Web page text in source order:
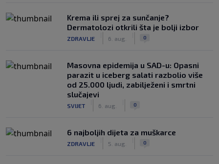
Krema ili sprej za sunčanje?
Dermatolozi otkrili šta je bolji izbor
ZDRAVLJE 6. aug. 0
Masovna epidemija u SAD-u: Opasni
parazit u iceberg salati razbolio više
od 25.000 ljudi, zabilježeni i smrtni
slučajevi
SVIJET 6. aug. 0
6 najboljih dijeta za muškarce
ZDRAVLJE 5. aug. 0